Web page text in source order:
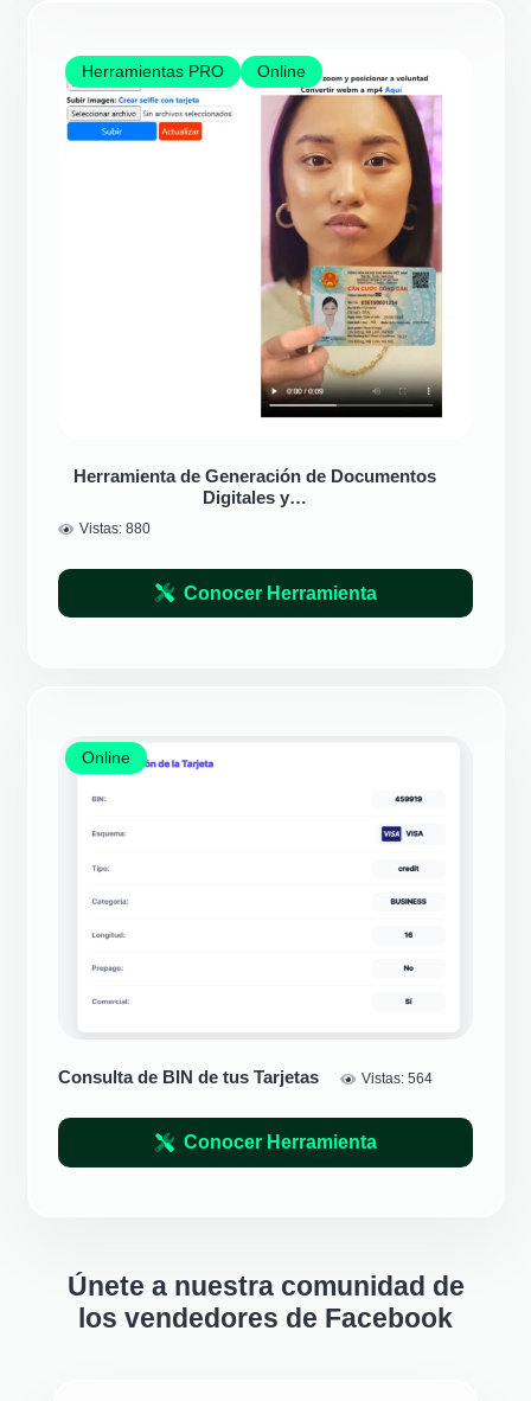
Herramientas PRO Online
Herramienta de Generación de Documentos
Digitales y…
Vistas:880
Conocer Herramienta
Online
Consulta de BIN de tus Tarjetas Vistas:564
Conocer Herramienta
Únete a nuestra comunidad de
los vendedores de Facebook